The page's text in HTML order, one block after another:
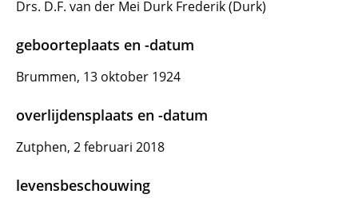
Drs. D.F. van der Mei Durk Frederik (Durk)
geboorteplaats en -datum
Brummen, 13 oktober 1924
overlijdensplaats en -datum
Zutphen, 2 februari 2018
levensbeschouwing